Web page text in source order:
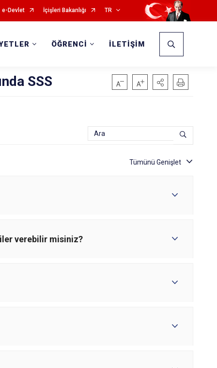
e-Devlet İçişleri Bakanlığı TR
ÖĞRENCİ İLETİŞİM
SSS
verebilir misiniz?